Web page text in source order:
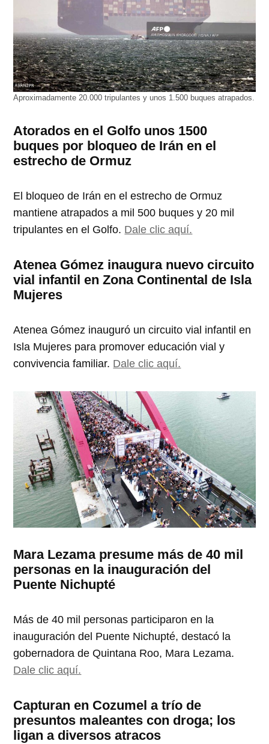
Aproximadamente 20.000 tripulantes y unos 1.500 buques atrapados.
Atorados en el Golfo unos 1500
buques por bloqueo de Irán en el
estrecho de Ormuz
El bloqueo de Irán en el estrecho de Ormuz
mantiene atrapados a mil 500 buques y 20 mil
tripulantes en el Golfo. Dale clic aquí.
Atenea Gómez inaugura nuevo circuito
vial infantil en Zona Continental de Isla
Mujeres
Atenea Gómez inauguró un circuito vial infantil en
Isla Mujeres para promover educación vial y
convivencia familiar. Dale clic aquí.
Mara Lezama presume más de 40 mil
personas en la inauguración del
Puente Nichupté
Más de 40 mil personas participaron en la
inauguración del Puente Nichupté, destacó la
gobernadora de Quintana Roo, Mara Lezama.
Dale clic aquí.
Capturan en Cozumel a trío de
presuntos maleantes con droga; los
ligan a diversos atracos